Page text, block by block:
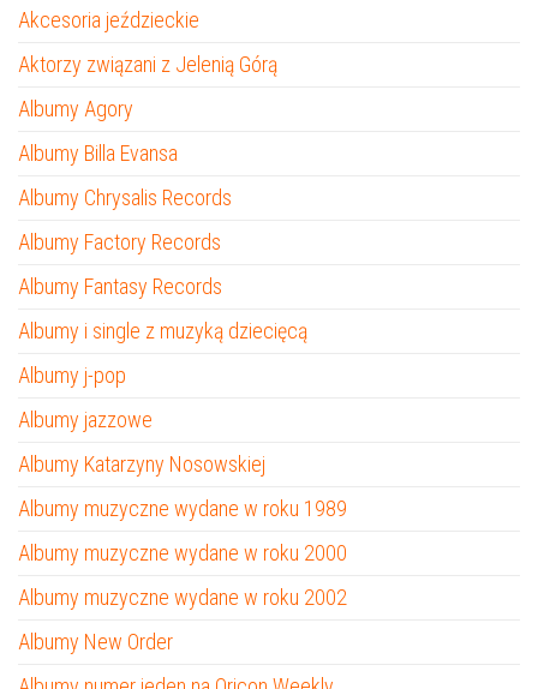
Akcesoria jeździeckie
Aktorzy związani z Jelenią Górą
Albumy Agory
Albumy Billa Evansa
Albumy Chrysalis Records
Albumy Factory Records
Albumy Fantasy Records
Albumy i single z muzyką dziecięcą
Albumy j-pop
Albumy jazzowe
Albumy Katarzyny Nosowskiej
Albumy muzyczne wydane w roku 1989
Albumy muzyczne wydane w roku 2000
Albumy muzyczne wydane w roku 2002
Albumy New Order